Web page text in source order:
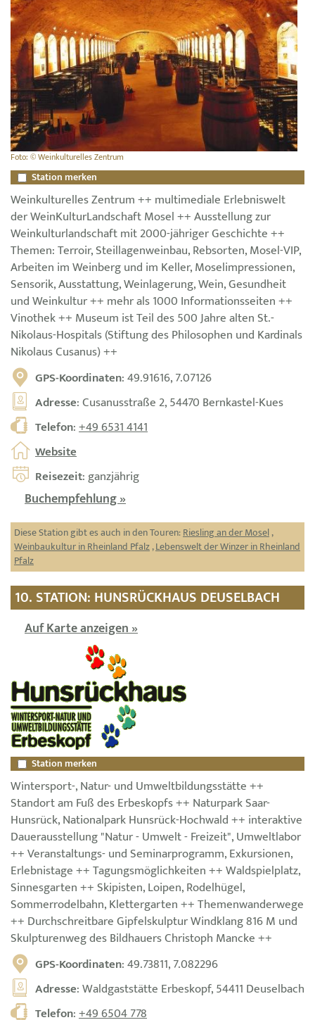
Foto: © Weinkulturelles Zentrum
Station merken
Weinkulturelles Zentrum ++ multimediale Erlebniswelt
der WeinKulturLandschaft Mosel ++ Ausstellung zur
Weinkulturlandschaft mit 2000-jähriger Geschichte ++
Themen: Terroir, Steillagenweinbau, Rebsorten, Mosel-VIP,
Arbeiten im Weinberg und im Keller, Moselimpressionen,
Sensorik, Ausstattung, Weinlagerung, Wein, Gesundheit
und Weinkultur ++ mehr als 1000 Informationsseiten ++
Vinothek ++ Museum ist Teil des 500 Jahre alten St.-
Nikolaus-Hospitals (Stiftung des Philosophen und Kardinals
Nikolaus Cusanus) ++
GPS-Koordinaten: 49.91616, 7.07126
Adresse: Cusanusstraße 2, 54470 Bernkastel-Kues
Telefon:+49 6531 4141
Website
Reisezeit: ganzjährig
Buchempfehlung »
Diese Station gibt es auch in den Touren:Riesling an der Mosel,
Weinbaukultur in Rheinland Pfalz,Lebenswelt der Winzer in Rheinland
Pfalz
10. STATION: HUNSRÜCKHAUS DEUSELBACH
Auf Karte anzeigen »
Station merken
Wintersport-, Natur- und Umweltbildungsstätte ++
Standort am Fuß des Erbeskopfs ++ Naturpark Saar-
Hunsrück, Nationalpark Hunsrück-Hochwald ++ interaktive
Dauerausstellung "Natur - Umwelt - Freizeit", Umweltlabor
++ Veranstaltungs- und Seminarprogramm, Exkursionen,
Erlebnistage ++ Tagungsmöglichkeiten ++ Waldspielplatz,
Sinnesgarten ++ Skipisten, Loipen, Rodelhügel,
Sommerrodelbahn, Klettergarten ++ Themenwanderwege
++ Durchschreitbare Gipfelskulptur Windklang 816 M und
Skulpturenweg des Bildhauers Christoph Mancke ++
GPS-Koordinaten: 49.73811, 7.082296
Adresse: Waldgaststätte Erbeskopf, 54411 Deuselbach
Telefon:+49 6504 778